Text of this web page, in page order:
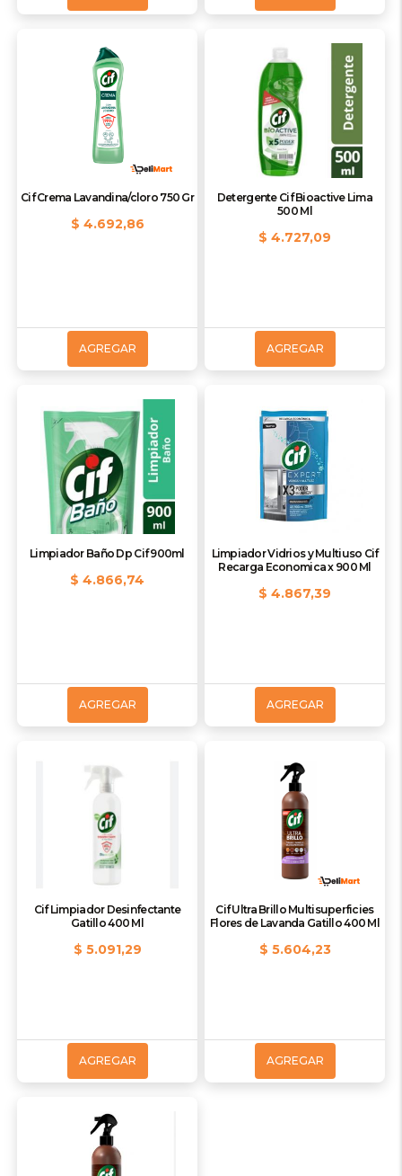
Cif Crema Lavandina/cloro 750 Gr
$ 4.692,86
AGREGAR
Detergente Cif Bioactive Lima
500 Ml
$ 4.727,09
AGREGAR
Limpiador Baño Dp Cif 900ml
$ 4.866,74
AGREGAR
Limpiador Vidrios y Multiuso Cif
Recarga Economica x 900 Ml
$ 4.867,39
AGREGAR
Cif Limpiador Desinfectante
Gatillo 400 Ml
$ 5.091,29
AGREGAR
Cif Ultra Brillo Multisuperficies
Flores de Lavanda Gatillo 400 Ml
$ 5.604,23
AGREGAR